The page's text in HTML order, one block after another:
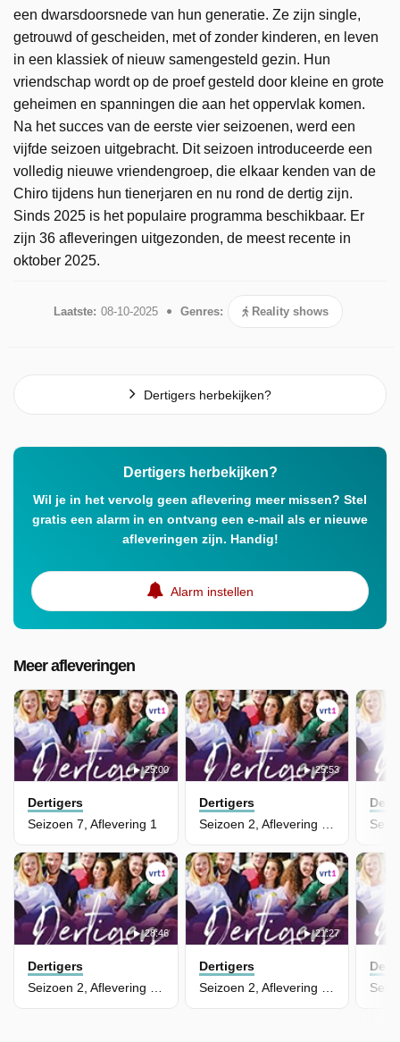
een dwarsdoorsnede van hun generatie. Ze zijn single,
getrouwd of gescheiden, met of zonder kinderen, en leven
in een klassiek of nieuw samengesteld gezin. Hun
vriendschap wordt op de proef gesteld door kleine en grote
geheimen en spanningen die aan het oppervlak komen.
Na het succes van de eerste vier seizoenen, werd een
vijfde seizoen uitgebracht. Dit seizoen introduceerde een
volledig nieuwe vriendengroep, die elkaar kenden van de
Chiro tijdens hun tienerjaren en nu rond de dertig zijn.
Sinds 2025 is het populaire programma beschikbaar. Er
zijn 36 afleveringen uitgezonden, de meest recente in
oktober 2025.
Laatste: 08-10-2025 Genres: Reality shows
Dertigers herbekijken?
Dertigers herbekijken?
Wil je in het vervolg geen aflevering meer missen? Stel
gratis een alarm in en ontvang een e-mail als er nieuwe
afleveringen zijn. Handig!
Alarm instellen
Meer afleveringen
25:00
Dertigers
Seizoen 7, Aflevering 1
25:53
Dertigers
Seizoen 2, Aflevering 24
28:46
Dertigers
21:27
Dertigers